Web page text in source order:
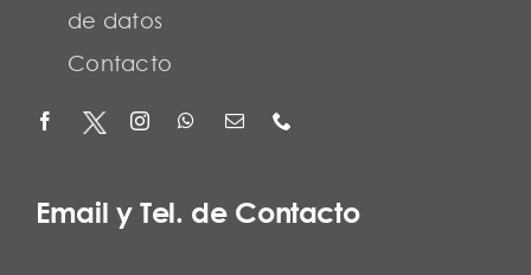
de datos
Contacto
Email y Tel. de Contacto